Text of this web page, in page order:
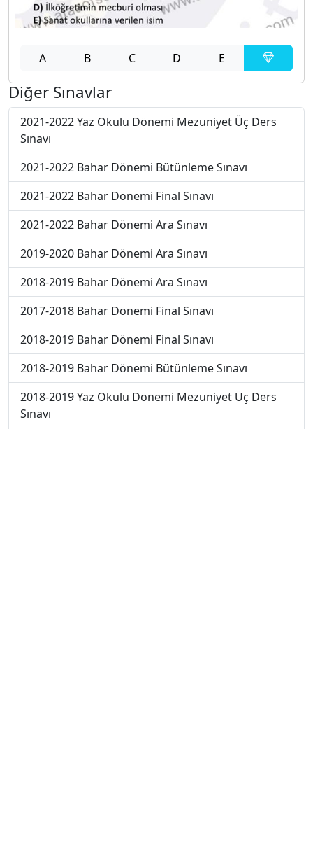
A B C D E
Diğer Sınavlar
2021-2022 Yaz Okulu Dönemi Mezuniyet Üç Ders
Sınavı
2021-2022 Bahar Dönemi Bütünleme Sınavı
2021-2022 Bahar Dönemi Final Sınavı
2021-2022 Bahar Dönemi Ara Sınavı
2019-2020 Bahar Dönemi Ara Sınavı
2018-2019 Bahar Dönemi Ara Sınavı
2017-2018 Bahar Dönemi Final Sınavı
2018-2019 Bahar Dönemi Final Sınavı
2018-2019 Bahar Dönemi Bütünleme Sınavı
2018-2019 Yaz Okulu Dönemi Mezuniyet Üç Ders
Sınavı